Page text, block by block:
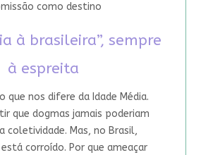
como destino
à brasileira”, sempre
à espreita
que nos difere da Idade Média.
que dogmas jamais poderiam
coletividade. Mas, no Brasil,
corroído. Por que ameaçar